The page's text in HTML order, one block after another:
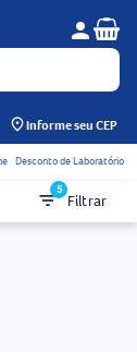
Menu do
person
Informe seu CEP
do cabeçalho
Desconto de Laboratório
filter_list5
Filtrar